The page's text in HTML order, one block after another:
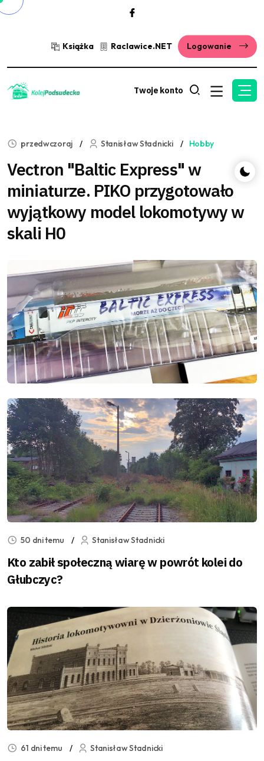
Książka Raclawice.NET Logowanie
Twoje konto
przedwczoraj Stanisław Stadnicki Hobby
Vectron "Baltic Express" w
miniaturze. PIKO przygotowało
wyjątkowy model lokomotywy w
skali H0
50 dni temu Stanisław Stadnicki
Kto zabił społeczną wiarę w powrót kolei do
Głubczyc?
61 dni temu Stanisław Stadnicki